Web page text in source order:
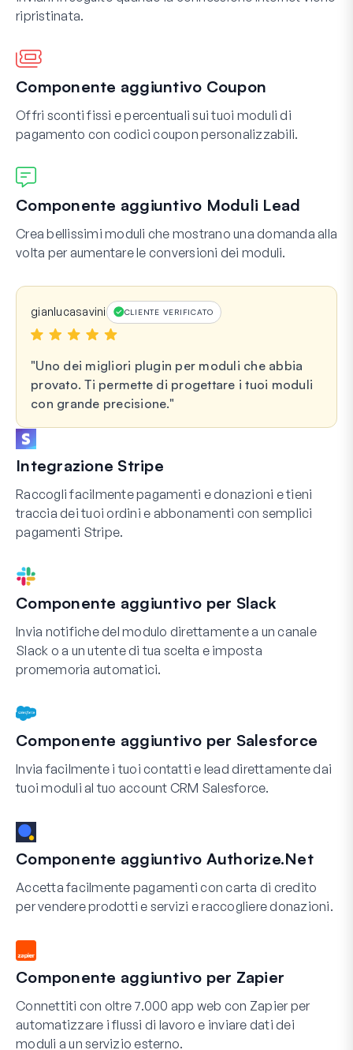
ripristinata.
Componente aggiuntivo Coupon
Offri sconti fissi e percentuali sui tuoi moduli di
pagamento con codici coupon personalizzabili.
Componente aggiuntivo Moduli Lead
Crea bellissimi moduli che mostrano una domanda alla
volta per aumentare le conversioni dei moduli.
gianlucasavini CLIENTE VERIFICATO
Uno dei migliori plugin per moduli che abbia
provato. Ti permette di progettare i tuoi moduli
con grande precisione.
Integrazione Stripe
Raccogli facilmente pagamenti e donazioni e tieni
traccia dei tuoi ordini e abbonamenti con semplici
pagamenti Stripe.
Componente aggiuntivo per Slack
Invia notifiche del modulo direttamente a un canale
Slack o a un utente di tua scelta e imposta
promemoria automatici.
Componente aggiuntivo per Salesforce
Invia facilmente i tuoi contatti e lead direttamente dai
tuoi moduli al tuo account CRM Salesforce.
Componente aggiuntivo Authorize.Net
Accetta facilmente pagamenti con carta di credito
per vendere prodotti e servizi e raccogliere donazioni.
Componente aggiuntivo per Zapier
Connettiti con oltre 7.000 app web con Zapier per
automatizzare i flussi di lavoro e inviare dati dei
moduli a un servizio esterno.